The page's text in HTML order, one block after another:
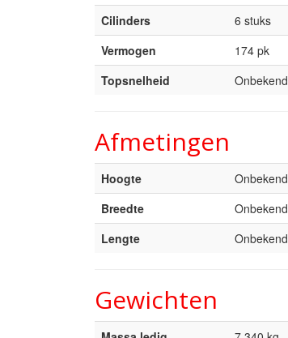
Cilinders
6 stuks
Vermogen
174 pk
Topsnelheid
Onbekend
Afmetingen
Hoogte
Onbekend
Breedte
Onbekend
Lengte
Onbekend
Gewichten